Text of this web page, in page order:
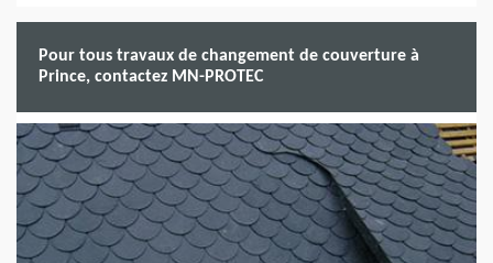
Pour tous travaux de changement de couverture à
Prince, contactez MN-PROTEC